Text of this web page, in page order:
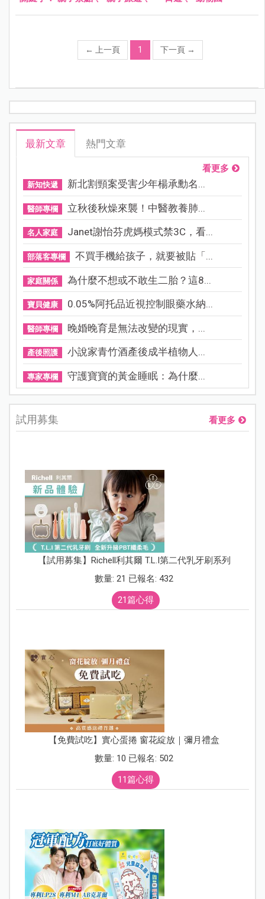
← 上一頁 1 下一頁 →
最新文章 熱門文章
看更多
新知快遞 新北割頸案受害少年楊承勳名...
醫師專欄 立秋後秋燥來襲！中醫教養肺...
名人家庭 Janet謝怡芬虎媽模式禁3C，看...
部落客專欄 不買手機給孩子，就要被貼「...
家庭關係 為什麼不想或不敢生二胎？這8...
寶貝健康 0.05%阿托品近視控制眼藥水納...
醫師專欄 晚婚晚育是無法改變的現實，...
產後照護 小說家青竹酒產後成半植物人...
專家專欄 守護寶寶的黃金睡眠：為什麼...
試用募集 看更多
【試用募集】Richell利其爾 T.L.I第二代乳牙刷系列
數量: 21 已報名: 432
21篇心得
【免費試吃】實心蛋捲 窗花綻放｜彌月禮盒
數量: 10 已報名: 502
11篇心得